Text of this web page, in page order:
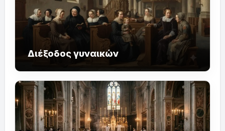
Διέξοδος γυναικών